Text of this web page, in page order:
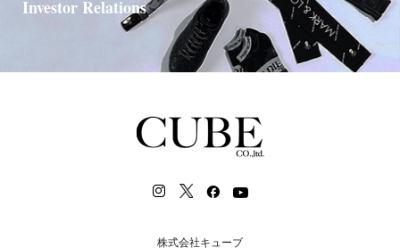
Investor Relations
株式会社キューブ